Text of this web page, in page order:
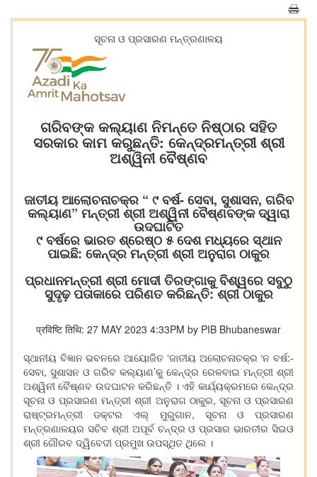
ସୂଚନା ଓ ପ୍ରସାରଣ ମନ୍ତ୍ରଣାଳୟ
ଗରିବଙ୍କ କଲ୍ୟାଣ ନିମନ୍ତେ ନିଷ୍ଠାର ସହିତ
ସରକାର କାମ କରୁଛନ୍ତି: କେନ୍ଦ୍ରମନ୍ତ୍ରୀ ଶ୍ରୀ
ଅଶ୍ୱିନୀ ବୈଷ୍ଣବ
ଜାତୀୟ ଆଲୋଚନାଚକ୍ର “ ୯ ବର୍ଷ- ସେବା, ସୁଶାସନ, ଗରିବ
କଲ୍ୟାଣ” ମନ୍ତ୍ରୀ ଶ୍ରୀ ଅଶ୍ୱିନୀ ବୈଷ୍ଣବଙ୍କ ଦ୍ୱାରା
ଉଦଘାଟିତ
୯ ବର୍ଷରେ ଭାରତ ଶ୍ରେଷ୍ଠ ୫ ଦେଶ ମଧ୍ୟରେ ସ୍ଥାନ
ପାଇଛି: କେନ୍ଦ୍ର ମନ୍ତ୍ରୀ ଶ୍ରୀ ଅନୁରାଗ ଠାକୁର
ପ୍ରଧାନମନ୍ତ୍ରୀ ଶ୍ରୀ ମୋଦୀ ତିରଙ୍ଗାକୁ ବିଶ୍ୱରେ ସବୁଠୁ
ସୁଦୃଢ଼ ପତାକାରେ ପରିଣତ କରିଛନ୍ତି: ଶ୍ରୀ ଠାକୁର
प्रविष्टि तिथि: 27 MAY 2023 4:33PM by PIB Bhubaneswar
ସ୍ଥାନୀୟ ବିଜ୍ଞାନ ଭବନରେ ଆୟୋଜିତ ‘ଜାତୀୟ ଅଲୋଚନାଚକ୍ର ‘ନ ବର୍ଷ:-
ସେବା, ସୁଶାସନ ଓ ଗରିବ କଲ୍ୟାଣ’କୁ କେନ୍ଦ୍ର ରେଳବାଇ ମନ୍ତ୍ରୀ ଶ୍ରୀ
ଅଶ୍ୱିନୀ ବୈଷ୍ଣବ ଉଦଘାଟନ କରିଛନ୍ତି । ଏହି କାର୍ଯ୍ୟକ୍ରମରେ କେନ୍ଦ୍ର
ସୂଚନା ଓ ପ୍ରସାରଣ ମନ୍ତ୍ରୀ ଶ୍ରୀ ଅନୁରାଗ ଠାକୁର, ସୂଚନା ଓ ପ୍ରସାରଣ
ରାଷ୍ଟ୍ରମନ୍ତ୍ରୀ ଡକ୍ଟର ଏଲ୍ ମୁରୁଗାନ, ସୂଚନା ଓ ପ୍ରସାରଣ
ମନ୍ତ୍ରଣାଳୟର ସଚିବ ଶ୍ରୀ ଅପୂର୍ବ ଚନ୍ଦ୍ର ଓ ପ୍ରସାର ଭାରତୀର ସିଇଓ
ଶ୍ରୀ ଗୌରବ ଦ୍ୱିବେଦୀ ପ୍ରମୁଖ ଉପସ୍ଥିତ ଥିଲେ ।